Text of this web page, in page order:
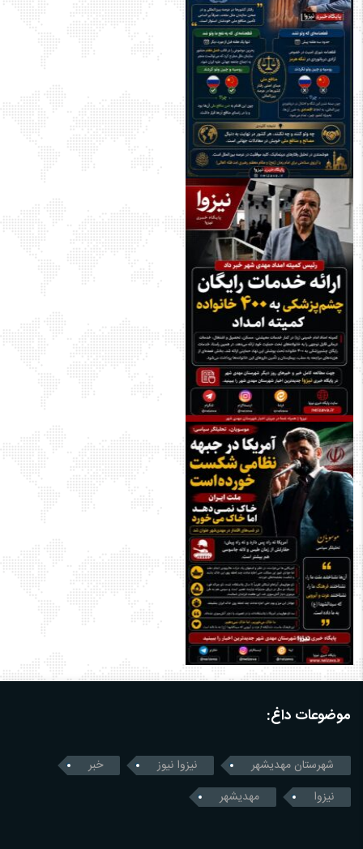
موضوعات داغ:
شهرستان مهدیشهر نیزوا نیوز
خبر
نیزوا
مهدیشهر